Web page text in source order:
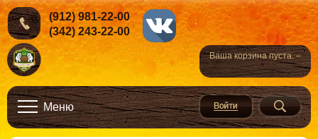
Ваша корзина пуста. –
(912) 981-22-00
(342) 243-22-00
Меню